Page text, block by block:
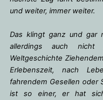
und weiter, immer weiter.
Das klingt ganz und gar
allerdings auch nicht
Weltgeschichte
Erlebenszeit, nach
fahrendem Gesellen oder
ist so einer, er hat